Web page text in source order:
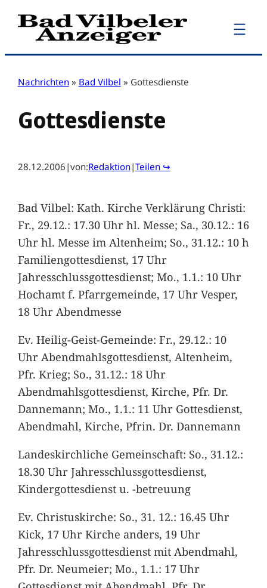
Zum
Inhalt
Nachrichten » Bad Vilbel » Gottesdienste
Gottesdienste
28.12.2006 |von:Redaktion|Teilen ↪
Bad Vilbel: Kath. Kirche Verklärung Christi:
Fr., 29.12.: 17.30 Uhr hl. Messe; Sa., 30.12.: 16
Uhr hl. Messe im Altenheim; So., 31.12.: 10 h
Familiengottesdienst, 17 Uhr
Jahresschlussgottesdienst; Mo., 1.1.: 10 Uhr
Hochamt f. Pfarrgemeinde, 17 Uhr Vesper,
18 Uhr Abendmesse
Ev. Heilig-Geist-Gemeinde: Fr., 29.12.: 10
Uhr Abendmahlsgottesdienst, Altenheim,
Pfr. Krieg; So., 31.12.: 18 Uhr
Abendmahlsgottesdienst, Kirche, Pfr. Dr.
Dannemann; Mo., 1.1.: 11 Uhr Gottesdienst,
Abendmahl, Kirche, Pfrin. Dr. Dannemann
Landeskirchliche Gemeinschaft: So., 31.12.:
18.30 Uhr Jahresschlussgottesdienst,
Kindergottesdienst u. -betreuung
Ev. Christuskirche: So., 31. 12.: 16.45 Uhr
Kick, 17 Uhr Kirche anders, 19 Uhr
Jahresschlussgottesdienst mit Abendmahl,
Pfr. Dr. Neumeier; Mo., 1.1.: 17 Uhr